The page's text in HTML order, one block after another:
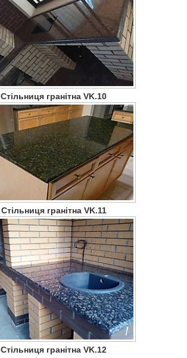
Стільниця гранітна VK.10
Стільниця гранітна VK.11
Стільниця гранітна VK.12